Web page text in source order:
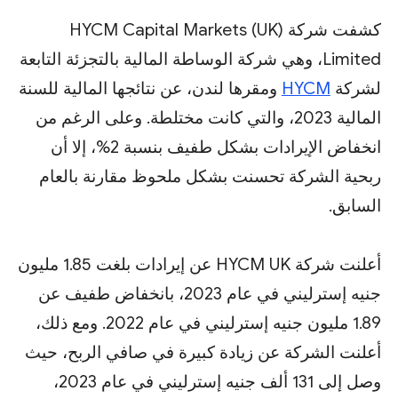
كشفت شركة HYCM Capital Markets (UK)
Limited، وهي شركة الوساطة المالية بالتجزئة التابعة
لشركة HYCM ومقرها لندن، عن نتائجها المالية للسنة
المالية 2023، والتي كانت مختلطة. وعلى الرغم من
انخفاض الإيرادات بشكل طفيف بنسبة 2%، إلا أن
ربحية الشركة تحسنت بشكل ملحوظ مقارنة بالعام
السابق.
أعلنت شركة HYCM UK عن ​​إيرادات بلغت 1.85 مليون
جنيه إسترليني في عام 2023، بانخفاض طفيف عن
1.89 مليون جنيه إسترليني في عام 2022. ومع ذلك،
أعلنت الشركة عن زيادة كبيرة في صافي الربح، حيث
وصل إلى 131 ألف جنيه إسترليني في عام 2023،